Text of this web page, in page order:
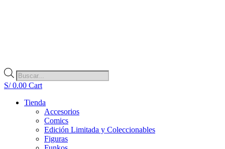
Búsqueda
de
productos
S/0.00 Cart
Tienda
Accesorios
Comics
Edición Limitada y Coleccionables
Figuras